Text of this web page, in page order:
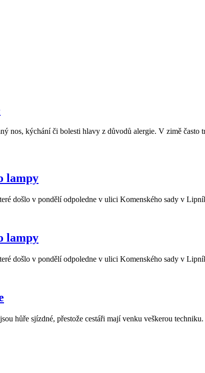
nos, kýchání či bolesti hlavy z důvodů alergie. V zimě často
lampy
došlo v pondělí odpoledne v ulici Komenského sady v
lampy
došlo v pondělí odpoledne v ulici Komenského sady v
hůře sjízdné, přestože cestáři mají venku veškerou